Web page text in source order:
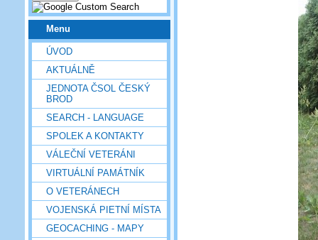
Menu
ÚVOD
AKTUÁLNĚ
JEDNOTA ČSOL ČESKÝ
BROD
SEARCH - LANGUAGE
SPOLEK A KONTAKTY
VÁLEČNÍ VETERÁNI
VIRTUÁLNÍ PAMÁTNÍK
O VETERÁNECH
VOJENSKÁ PIETNÍ MÍSTA
GEOCACHING - MAPY